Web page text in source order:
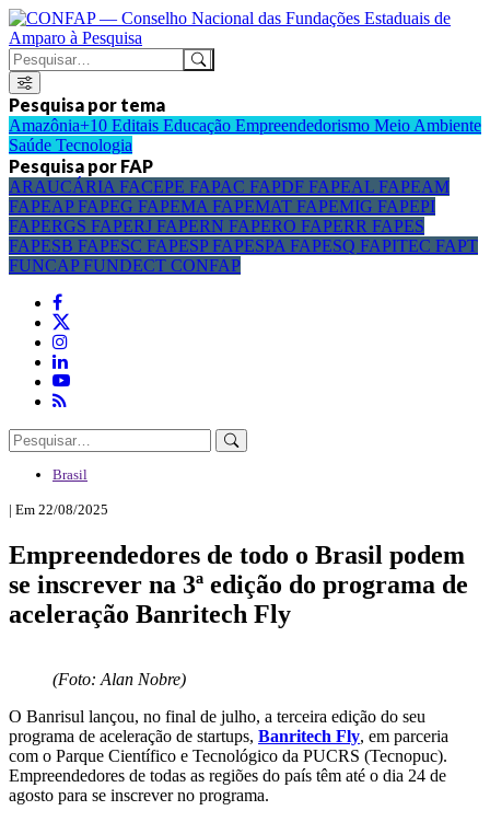
Pesquisa por tema
Amazônia+10 Editais Educação Empreendedorismo Meio Ambiente
Saúde Tecnologia
Pesquisa por FAP
ARAUCÁRIA FACEPE FAPAC FAPDF FAPEAL FAPEAM
FAPEAPFAPEG FAPEMA FAPEMAT FAPEMIG FAPEPI
FAPERGS FAPERJ FAPERN FAPERO FAPERR FAPES
FAPESB FAPESC FAPESPFAPESPA FAPESQ FAPITEC FAPT
FUNCAPFUNDECT CONFAP
Brasil
| Em 22/08/2025
Empreendedores de todo o Brasil podem
se inscrever na 3ª edição do programa de
aceleração Banritech Fly
(Foto: Alan Nobre)
O Banrisul lançou, no final de julho, a terceira edição do seu
programa de aceleração de startups, Banritech Fly, em parceria
com o Parque Científico e Tecnológico da PUCRS (Tecnopuc).
Empreendedores de todas as regiões do país têm até o dia 24 de
agosto para se inscrever no programa.